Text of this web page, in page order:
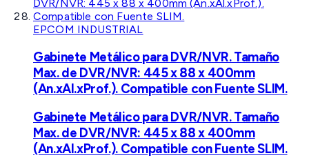
EPCOM INDUSTRIAL
Gabinete Metálico para DVR/NVR. Tamaño
Max. de DVR/NVR: 445 x 88 x 400mm
(An.xAl.xProf.). Compatible con Fuente SLIM.
Gabinete Metálico para DVR/NVR. Tamaño
Max. de DVR/NVR: 445 x 88 x 400mm
(An.xAl.xProf.). Compatible con Fuente SLIM.